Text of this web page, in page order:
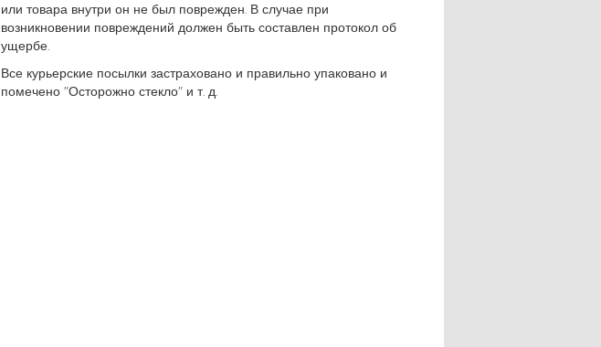
или товара внутри он не был поврежден. В случае при
возникновении повреждений должен быть составлен протокол об
ущербе.
Все курьерские посылки застраховано и правильно упаковано и
помечено "Осторожно стекло" и т. д.